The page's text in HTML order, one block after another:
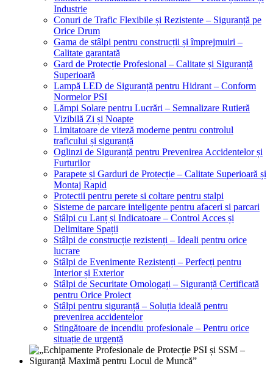
Industrie
Conuri de Trafic Flexibile și Rezistente – Siguranță pe
Orice Drum
Gama de stâlpi pentru construcții și împrejmuiri –
Calitate garantată
Gard de Protecție Profesional – Calitate și Siguranță
Superioară
Lampă LED de Siguranță pentru Hidrant – Conform
Normelor PSI
Lămpi Solare pentru Lucrări – Semnalizare Rutieră
Vizibilă Zi și Noapte
Limitatoare de viteză moderne pentru controlul
traficului și siguranță
Oglinzi de Siguranță pentru Prevenirea Accidentelor și
Furturilor
Parapete și Garduri de Protecție – Calitate Superioară și
Montaj Rapid
Protectii pentru perete si coltare pentru stalpi
Sisteme de parcare inteligente pentru afaceri si parcari
Stâlpi cu Lanț și Indicatoare – Control Acces și
Delimitare Spații
Stâlpi de construcție rezistenți – Ideali pentru orice
lucrare
Stâlpi de Evenimente Rezistenți – Perfecți pentru
Interior și Exterior
Stâlpi de Securitate Omologați – Siguranță Certificată
pentru Orice Proiect
Stâlpi pentru siguranță – Soluția ideală pentru
prevenirea accidentelor
Stingătoare de incendiu profesionale – Pentru orice
situație de urgență